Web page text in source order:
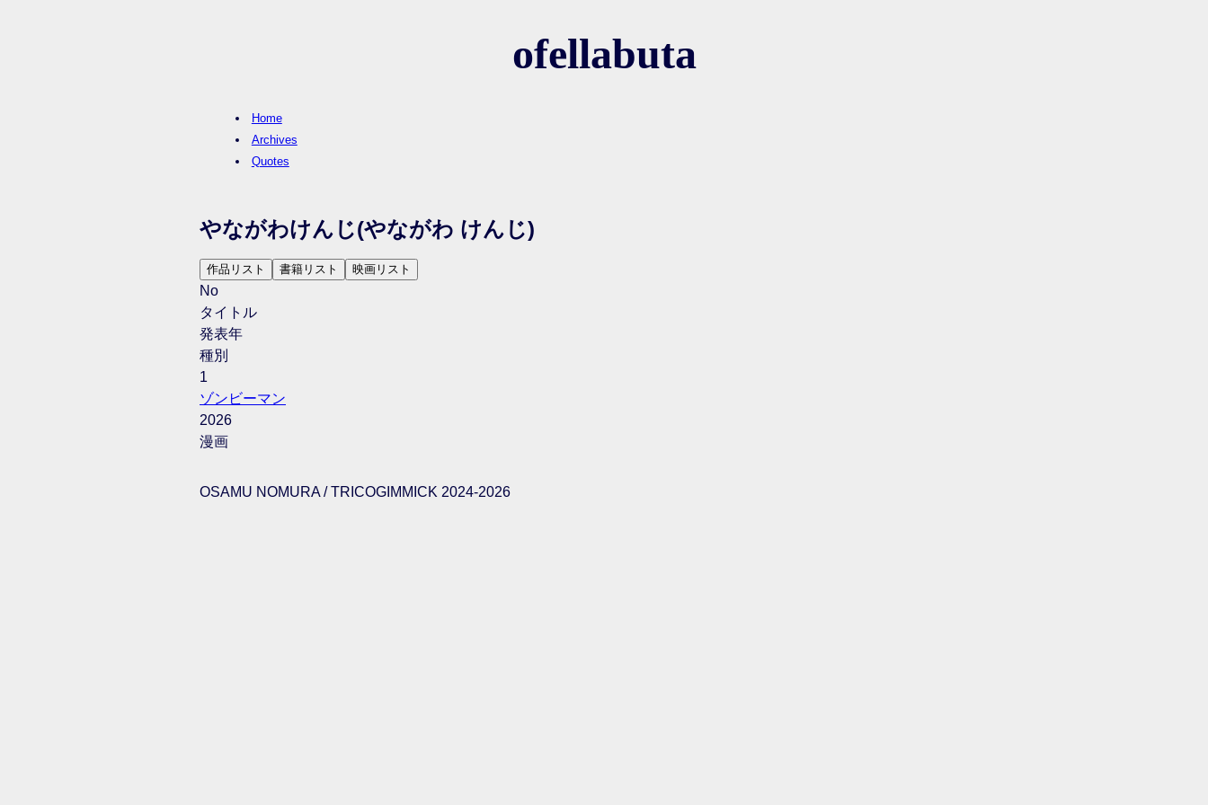
ofellabuta
Home
Archives
Quotes
やながわけんじ(やながわ けんじ)
作品リスト 書籍リスト 映画リスト
No
タイトル
発表年
種別
1
ゾンビーマン
2026
漫画
OSAMU NOMURA / TRICOGIMMICK 2024-2026